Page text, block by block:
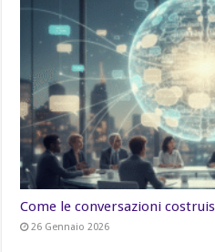
Come le conversazioni
26 Gennaio 2026